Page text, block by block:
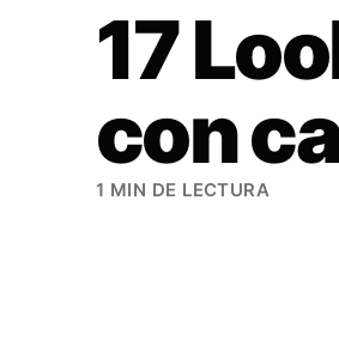
17
con
1 MIN DE LECTURA